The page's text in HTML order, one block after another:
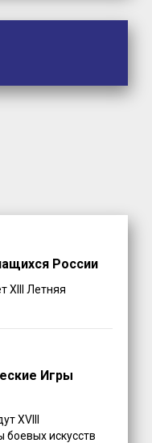
России
XIII Летняя
Игры
XVIII
боевых искусств